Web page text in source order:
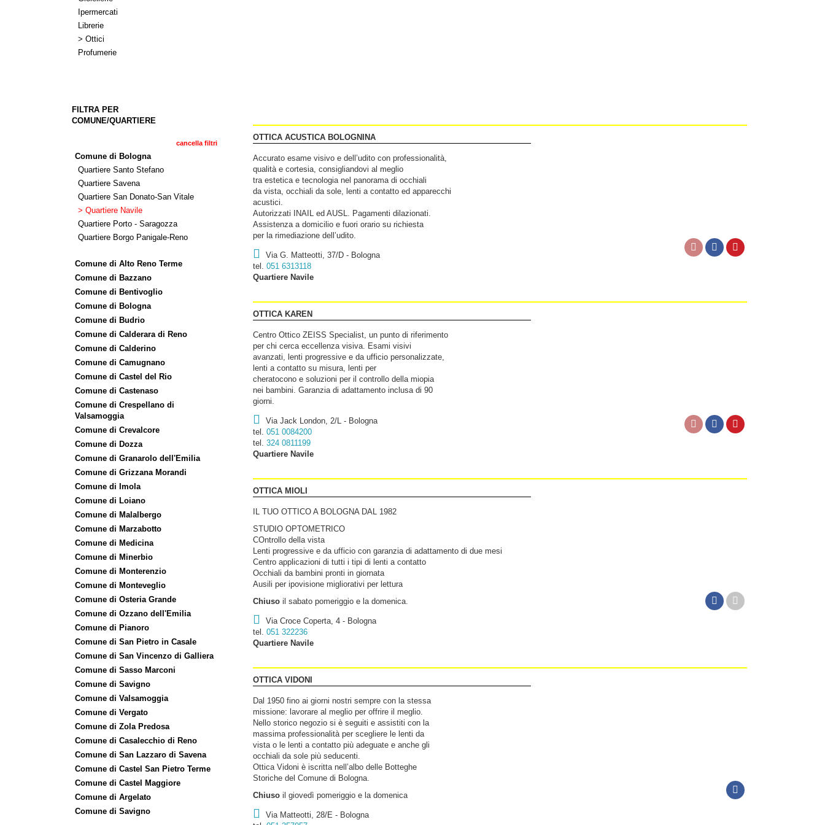
Ipermercati
Librerie
> Ottici
Profumerie
FILTRA PER
COMUNE/QUARTIERE
cancella filtri
Comune di Bologna
Quartiere Santo Stefano
Quartiere Savena
Quartiere San Donato-San Vitale
> Quartiere Navile
Quartiere Porto - Saragozza
Quartiere Borgo Panigale-Reno
Comune di Alto Reno Terme
Comune di Bazzano
Comune di Bentivoglio
Comune di Bologna
Comune di Budrio
Comune di Calderara di Reno
Comune di Calderino
Comune di Camugnano
Comune di Castel del Rio
Comune di Castenaso
Comune di Crespellano di
Valsamoggia
Comune di Crevalcore
Comune di Dozza
Comune di Granarolo dell'Emilia
Comune di Grizzana Morandi
Comune di Imola
Comune di Loiano
Comune di Malalbergo
Comune di Marzabotto
Comune di Medicina
Comune di Minerbio
Comune di Monterenzio
Comune di Monteveglio
Comune di Osteria Grande
Comune di Ozzano dell'Emilia
Comune di Pianoro
Comune di San Pietro in Casale
Comune di San Vincenzo di Galliera
Comune di Sasso Marconi
Comune di Savigno
Comune di Valsamoggia
Comune di Vergato
Comune di Zola Predosa
Comune di Casalecchio di Reno
Comune di San Lazzaro di Savena
Comune di Castel San Pietro Terme
Comune di Castel Maggiore
Comune di Argelato
Comune di Savigno
OTTICA ACUSTICA BOLOGNINA
Accurato esame visivo e dell’udito con professionalità,
qualità e cortesia, consigliandovi al meglio
tra estetica e tecnologia nel panorama di occhiali
da vista, occhiali da sole, lenti a contatto ed apparecchi
acustici.
Autorizzati INAIL ed AUSL. Pagamenti dilazionati.
Assistenza a domicilio e fuori orario su richiesta
per la rimediazione dell’udito.
Via G. Matteotti, 37/D - Bologna
tel. 051 6313118
Quartiere Navile
OTTICA KAREN
Centro Ottico ZEISS Specialist, un punto di riferimento
per chi cerca eccellenza visiva. Esami visivi
avanzati, lenti progressive e da ufficio personalizzate,
lenti a contatto su misura, lenti per
cheratocono e soluzioni per il controllo della miopia
nei bambini. Garanzia di adattamento inclusa di 90
giorni.
Via Jack London, 2/L - Bologna
tel. 051 0084200
tel. 324 0811199
Quartiere Navile
OTTICA MIOLI
IL TUO OTTICO A BOLOGNA DAL 1982
STUDIO OPTOMETRICO
COntrollo della vista
Lenti progressive e da ufficio con garanzia di adattamento di due mesi
Centro applicazioni di tutti i tipi di lenti a contatto
Occhiali da bambini pronti in giornata
Ausili per ipovisione migliorativi per lettura
Chiuso il sabato pomeriggio e la domenica.
Via Croce Coperta, 4 - Bologna
tel. 051 322236
Quartiere Navile
OTTICA VIDONI
Dal 1950 fino ai giorni nostri sempre con la stessa
missione: lavorare al meglio per offrire il meglio.
Nello storico negozio si è seguiti e assistiti con la
massima professionalità per scegliere le lenti da
vista o le lenti a contatto più adeguate e anche gli
occhiali da sole più seducenti.
Ottica Vidoni è iscritta nell’albo delle Botteghe
Storiche del Comune di Bologna.
Chiuso il giovedì pomeriggio e la domenica
Via Matteotti, 28/E - Bologna